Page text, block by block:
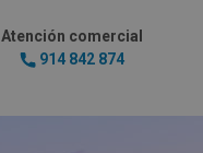
Atención comercial
914 842 874